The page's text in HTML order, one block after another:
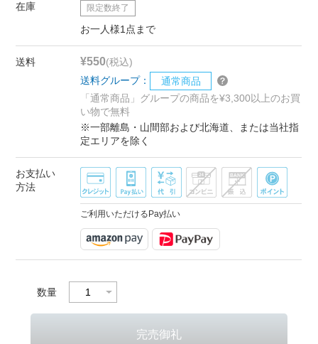
在庫 限定数終了
お一人様1点まで
送料 ¥550(税込)
送料グループ：
通常商品
「通常商品」グループの商品を¥3,300以上のお買
い物で無料
※一部離島・山間部および北海道、または当社指
定エリアを除く
お支払い
方法
ご利用いただけるPay払い
数量